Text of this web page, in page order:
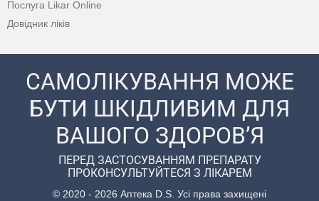
Послуга Likar Online
Довідник ліків
САМОЛІКУВАННЯ МОЖЕ
БУТИ ШКІДЛИВИМ ДЛЯ
ВАШОГО ЗДОРОВ’Я
ПЕРЕД ЗАСТОСУВАННЯМ ПРЕПАРАТУ
ПРОКОНСУЛЬТУЙТЕСЯ З ЛІКАРЕМ
© 2020 - 2026 Аптека D.S. Усі права захищені